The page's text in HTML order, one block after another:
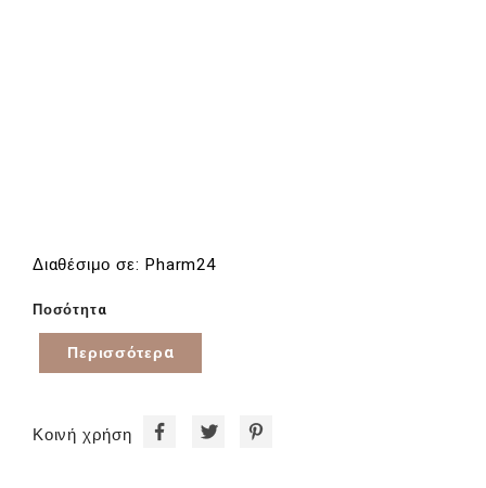
Διαθέσιμο σε: Pharm24
Ποσότητα
Περισσότερα
Κοινή χρήση